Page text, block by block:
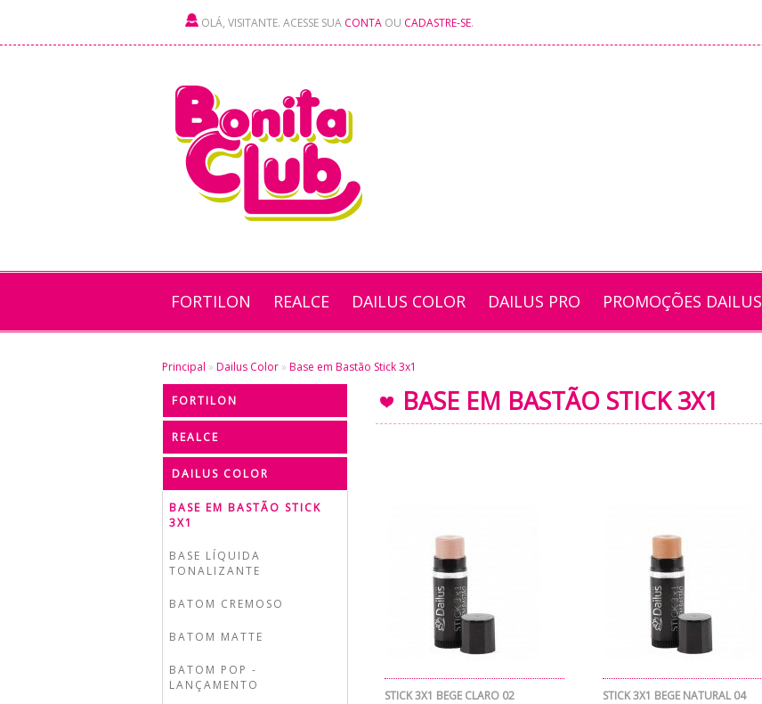
OLÁ, VISITANTE. ACESSE SUA CONTA OU CADASTRE-SE.
FORTILON REALCE DAILUS COLOR DAILUS PRO PROMOÇÕES DAILUS
Principal » Dailus Color » Base em Bastão Stick 3x1
FORTILON
REALCE
DAILUS COLOR
BASE EM BASTÃO STICK
3X1
BASE LÍQUIDA
TONALIZANTE
BATOM CREMOSO
BATOM MATTE
BATOM POP -
LANÇAMENTO
BASE EM BASTÃO STICK 3X1
STICK 3X1 BEGE CLARO 02 STICK 3X1 BEGE NATURAL 04